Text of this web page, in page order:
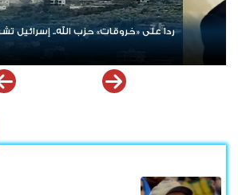
الإمارات ترسخ دعم الموهوبين والمبدعين العرب
ملهمة